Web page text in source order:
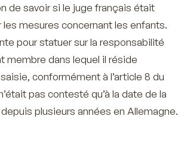
de savoir si le juge français était
mesures concernant les enfants.
pour statuer sur la responsabilité
membre dans lequel il réside
conformément à l’article 8 du
pas contesté qu’à la date de la
plusieurs années en Allemagne.